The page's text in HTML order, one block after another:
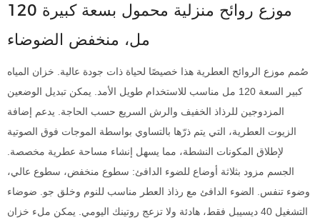
موزع روائح منزلية محمول بسعة كبيرة 120
مل، منخفض الضوضاء
صُمم موزع الروائح العطرية هذا خصيصًا لحياة ذات جودة عالية. خزان المياه
كبير السعة 120 مل مناسب للاستخدام طويل الأمد. يمكن تبديل الوضعين
المزدوجين للرذاذ الخفيف والرش السريع حسب الحاجة. يدعم إضافة
الزيوت العطرية، التي يتم ذرّها بالتساوي بواسطة الموجات فوق الصوتية
لإطلاق المكونات النشطة، مما يسهل إنشاء مساحة عطرية مخصصة.
الجسم مزود بثلاثة أوضاع للضوء الدافئ: سطوع منخفض، سطوع عالي،
وضوء تنفس. الضوء الدافئ مع رذاذ العطر مناسب للنوم وخلق جو. ضوضاء
التشغيل 40 ديسيبل فقط، هادئة ولا تزعج روتينك اليومي. يمكن ملء خزان